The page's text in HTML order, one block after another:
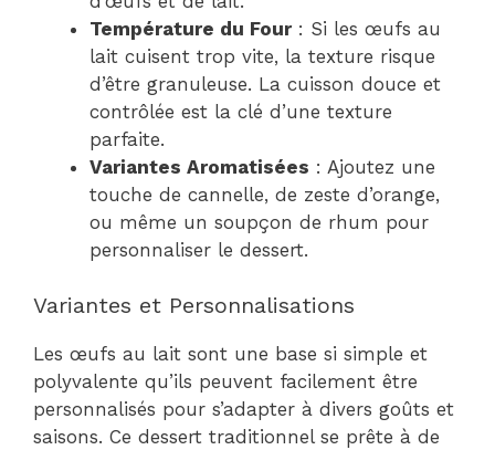
Température du Four: Si les œufs au
lait cuisent trop vite, la texture risque
d’être granuleuse. La cuisson douce et
contrôlée est la clé d’une texture
parfaite.
Variantes Aromatisées : Ajoutez une
touche de cannelle, de zeste d’orange,
ou même un soupçon de rhum pour
personnaliser le dessert.
Variantes et Personnalisations
Les œufs au lait sont une base si simple et
polyvalente qu’ils peuvent facilement être
personnalisés pour s’adapter à divers goûts et
saisons. Ce dessert traditionnel se prête à de